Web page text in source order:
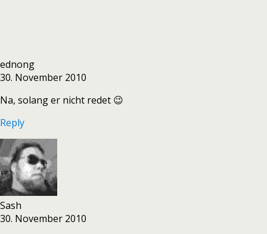
ednong
30. November 2010
Na, solang er nicht redet 😉
Reply
Sash
30. November 2010